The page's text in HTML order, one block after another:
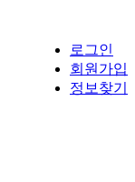
로그인
회원가입
정보찾기